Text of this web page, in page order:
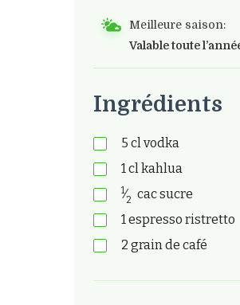
Meilleure saison:
Valable toute
Ingrédients
5 clvodka
1clkahlua
1⁄2 cacsucre
1espresso ristretto
2 grain de café